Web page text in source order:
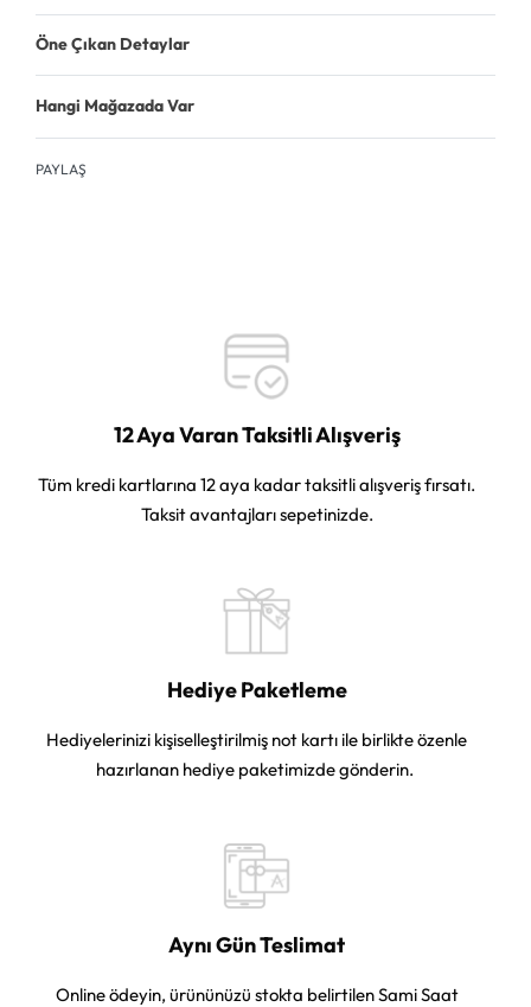
Öne Çıkan Detaylar
Hangi Mağazada Var
PAYLAŞ
12 Aya Varan Taksitli Alışveriş
Tüm kredi kartlarına 12 aya kadar taksitli alışveriş fırsatı.
Taksit avantajları sepetinizde.
Hediye Paketleme
Hediyelerinizi kişiselleştirilmiş not kartı ile birlikte özenle
hazırlanan hediye paketimizde gönderin.
Aynı Gün Teslimat
Online ödeyin, ürününüzü stokta belirtilen Sami Saat